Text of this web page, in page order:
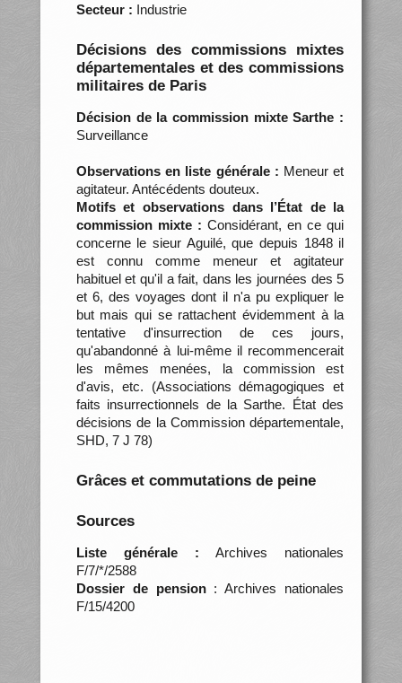
Secteur : Industrie
Décisions des commissions mixtes
départementales et des commissions
militaires de Paris
Décision de la commission mixte Sarthe :
Surveillance
Observations en liste générale : Meneur et
agitateur. Antécédents douteux.
Motifs et observations dans l’État de la
commission mixte : Considérant, en ce qui
concerne le sieur Aguilé, que depuis 1848 il
est connu comme meneur et agitateur
habituel et qu'il a fait, dans les journées des 5
et 6, des voyages dont il n'a pu expliquer le
but mais qui se rattachent évidemment à la
tentative d'insurrection de ces jours,
qu'abandonné à lui-même il recommencerait
les mêmes menées, la commission est
d'avis, etc. (Associations démagogiques et
faits insurrectionnels de la Sarthe. État des
décisions de la Commission départementale,
SHD, 7 J 78)
Grâces et commutations de peine
Sources
Liste générale : Archives nationales
F/7/*/2588
Dossier de pension: Archives nationales
F/15/4200